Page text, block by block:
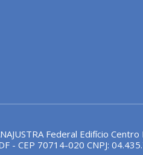
Federal Edifício
- CEP 70714-020 CNPJ: